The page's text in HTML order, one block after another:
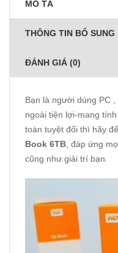
MÔ TẢ
THÔNG TIN BỔ SUNG
ĐÁNH GIÁ (0)
Bạn là người dùng PC
ngoài tiện lợi-mang
toàn tuyệt đối thì hãy
Book 6TB, đáp ứng
cũng như giải trí bạn.